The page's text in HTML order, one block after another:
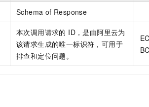
Schema of Response
本次调用请求的 ID，是由阿里云为
该请求生成的唯一标识符，可用于
排查和定位问题。